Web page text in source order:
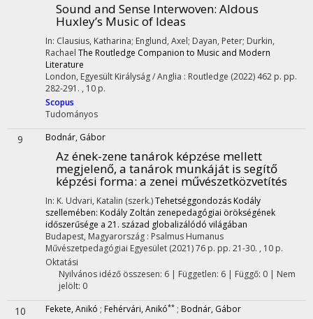
Sound and Sense Interwoven: Aldous
Huxley’s Music of Ideas
In: Clausius, Katharina; Englund, Axel; Dayan, Peter; Durkin,
Rachael The Routledge Companion to Music and Modern
Literature
London, Egyesült Királyság / Anglia : Routledge (2022) 462 p. pp.
282-291. , 10 p.
Scopus
Tudományos
9 Bodnár, Gábor
Az ének-zene tanárok képzése mellett
megjelenő, a tanárok munkáját is segítő
képzési forma: a zenei művészetközvetítés
In: K. Udvari, Katalin (szerk.)Tehetséggondozás Kodály
szellemében: Kodály Zoltán zenepedagógiai örökségének
időszerűsége a 21. század globalizálódó világában
Budapest, Magyarország : Psalmus Humanus
Művészetpedagógiai Egyesület (2021)76 p. pp. 21-30. , 10 p.
Oktatási
Nyilvános idéző összesen: 6| Független: 6 | Függő: 0 | Nem
jelölt: 0
10 Fekete, Anikó ; Fehérvári, Anikó** ; Bodnár, Gábor